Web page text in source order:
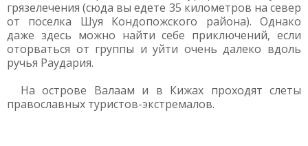
грязелечения (сюда вы едете 35 километров на север
от поселка Шуя Кондопожского района). Однако
даже здесь можно найти себе приключений, если
оторваться от группы и уйти очень далеко вдоль
ручья Раудария.
На острове Валаам и в Кижах проходят слеты
православных туристов-экстремалов.